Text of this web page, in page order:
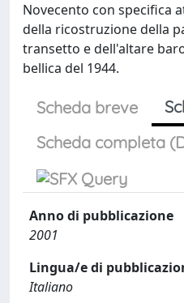
Novecento con specifica
della ricostruzione della
transetto e dell'altare
bellica del 1944.
Scheda breve
Scheda completa
Anno di pubblicazione
2001
Lingua/e di
Italiano